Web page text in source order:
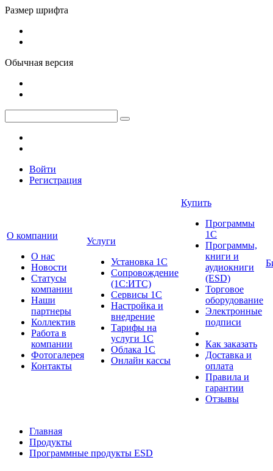
Размер шрифта
Обычная версия
Войти
Регистрация
О компании
О нас
Новости
Cтатусы
компании
Наши
партнеры
Коллектив
Работа в
компании
Фотогалерея
Контакты
Услуги
Установка 1С
Сопровождение
(1С:ИТС)
Сервисы 1С
Настройка и
внедрение
Тарифы на
услуги 1С
Облака 1С
Онлайн кассы
Купить
Программы
1С
Программы,
книги и
аудиокниги
(ESD)
Торговое
оборудование
Электронные
подписи
Как заказать
Доставка и
оплата
Правила и
гарантии
Отзывы
Главная
Продукты
Программные продукты ESD